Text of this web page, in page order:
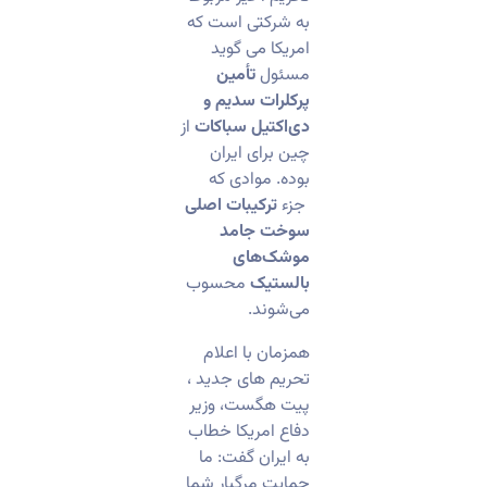
به شرکتی است که
امریکا می گوید
مسئولتأمین
پرکلرات سدیم و
دی‌اکتیل سباکاتاز
چین برای ایران
بوده. موادی که
جزءترکیبات اصلی
سوخت جامد
موشک‌های
بالستیکمحسوب
می‌شوند.
همزمان با اعلام
تحریم های جدید ،
پیت هگست، وزیر
دفاع امریکا خطاب
به ایران گفت: ما